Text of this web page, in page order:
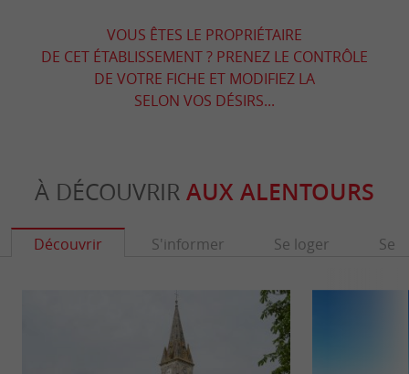
VOUS ÊTES LE PROPRIÉTAIRE
DE CET ÉTABLISSEMENT ? PRENEZ LE CONTRÔLE
DE VOTRE FICHE ET MODIFIEZ LA
SELON VOS DÉSIRS...
À DÉCOUVRIR AUX ALENTOURS
Découvrir S'informer Se loger Se